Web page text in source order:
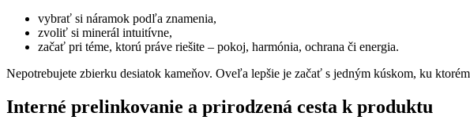
vybrať si náramok podľa znamenia,
zvoliť si minerál intuitívne,
začať pri téme, ktorú práve riešite – pokoj, harmónia, ochrana či energia.
Nepotrebujete zbierku desiatok kameňov. Oveľa lepšie je začať s jedným kúskom, ku
Interné prelinkovanie a prirodzená cesta k produktu